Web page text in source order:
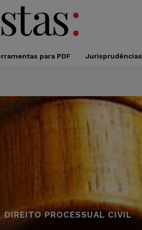
para PDF Jurisprudências
DIREITO PROCESSUAL CIVIL